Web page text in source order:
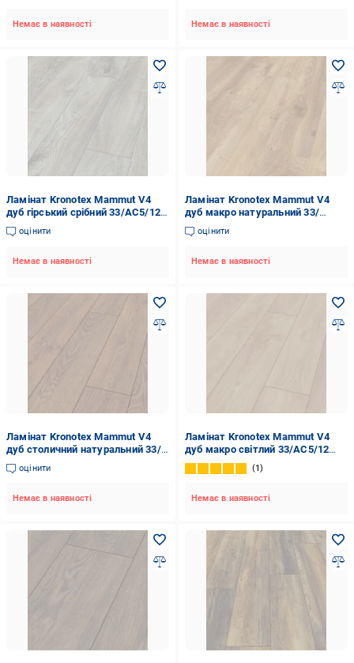
Немає в наявності Немає в наявності
Ламінат Kronotex Mammut V4
дуб гірський срібний 33/АС5/12
мм (4797)
оцінити
Немає в наявності
Ламінат Kronotex Mammut V4
дуб макро натуральний 33/
АС5/12 мм (4794)
оцінити
Немає в наявності
Ламінат Kronotex Mammut V4
дуб столичний натуральний 33/
АС5/12 мм (2999)
оцінити
Немає в наявності
Ламінат Kronotex Mammut V4
дуб макро світлий 33/АС5/12
мм (4752)
1
Немає в наявності